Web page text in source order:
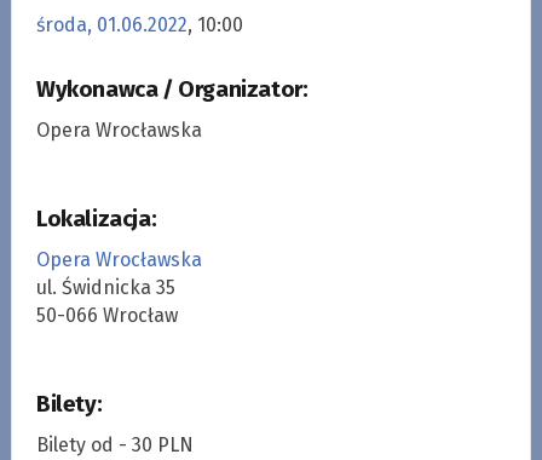
środa, 01.06.2022, 10:00
Wykonawca / Organizator:
Opera Wrocławska
Lokalizacja:
Opera Wrocławska
ul. Świdnicka 35
50-066 Wrocław
Bilety:
Bilety od - 30 PLN